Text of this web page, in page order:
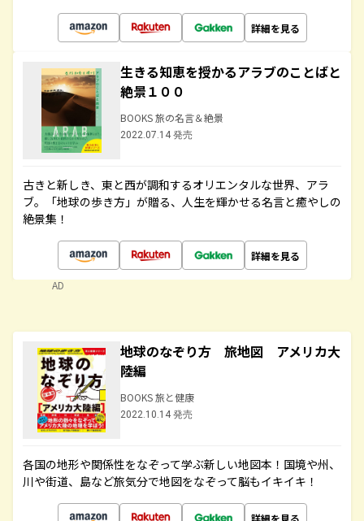
詳細を見る
生きる知恵を授かるアラブのことばと
絶景１００
BOOKS 旅の名言＆絶景
2022.07.14 発売
古きと新しき、東と西が調和するオリエンタルな世界、アラ
ブ。「地球の歩き方」が贈る、人生を輝かせる名言と癒やしの
絶景集！
詳細を見る
AD
地球のなぞり方 旅地図 アメリカ大
陸編
BOOKS 旅と健康
2022.10.14 発売
各国の地形や関係性をなぞって学ぶ新しい地図本！国境や州、
川や街道、島など旅気分で地図をなぞって脳もイキイキ！
詳細を見る